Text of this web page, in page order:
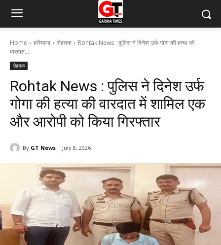
Home हरियाणा रोहतक
Rohtak News : पुलिस ने दिनेश उर्फ गोगा की हत्या की
वारदात...
रोहतक
Rohtak News : पुलिस ने दिनेश उर्फ
गोगा की हत्या की वारदात में शामिल एक
और आरोपी को किया गिरफ्तार
By GT News July 8, 2026